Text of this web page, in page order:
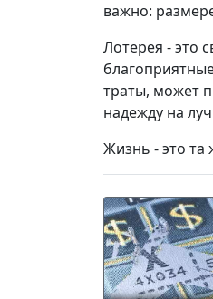
важно:
Лотерея - это
траты, может
надежду на
Жизнь - это та